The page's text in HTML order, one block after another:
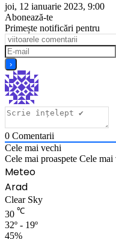
joi, 12 ianuarie 2023, 9:00
Abonează-te
Primește notificări pentru
0 Comentarii
Cele mai vechi
Cele mai proaspete Cele mai
Meteo
Arad
Clear Sky
30 ℃
32º - 19º
45%